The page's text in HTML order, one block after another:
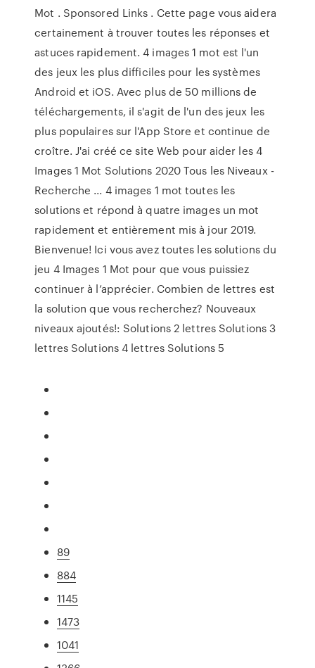
Mot . Sponsored Links . Cette page vous aidera
certainement à trouver toutes les réponses et
astuces rapidement. 4 images 1 mot est l'un
des jeux les plus difficiles pour les systèmes
Android et iOS. Avec plus de 50 millions de
téléchargements, il s'agit de l'un des jeux les
plus populaires sur l'App Store et continue de
croître. J'ai créé ce site Web pour aider les 4
Images 1 Mot Solutions 2020 Tous les Niveaux -
Recherche ... 4 images 1 mot toutes les
solutions et répond à quatre images un mot
rapidement et entièrement mis à jour 2019.
Bienvenue! Ici vous avez toutes les solutions du
jeu 4 Images 1 Mot pour que vous puissiez
continuer à l’apprécier. Combien de lettres est
la solution que vous recherchez? Nouveaux
niveaux ajoutés!: Solutions 2 lettres Solutions 3
lettres Solutions 4 lettres Solutions 5
89
884
1145
1473
1041